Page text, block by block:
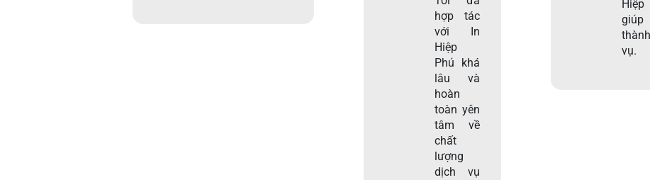
hợp tác
với In
Hiệp
Phú khá
lâu và
hoàn
toàn yên
tâm về
chất
lượng
dịch vụ
giúp
vụ.